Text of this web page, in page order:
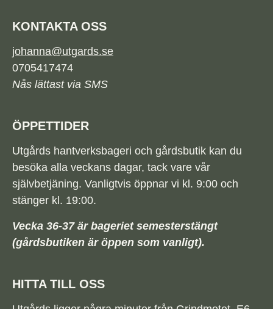
KONTAKTA OSS
johanna@utgards.se
0705417474
Nås lättast via SMS
ÖPPETTIDER
Utgårds hantverksbageri och gårdsbutik kan du
besöka alla veckans dagar, tack vare vår
självbetjäning. Vanligtvis öppnar vi kl. 9:00 och
stänger kl. 19:00.
Vecka 36-37 är bageriet semesterstängt
(gårdsbutiken är öppen som vanligt).
HITTA TILL OSS